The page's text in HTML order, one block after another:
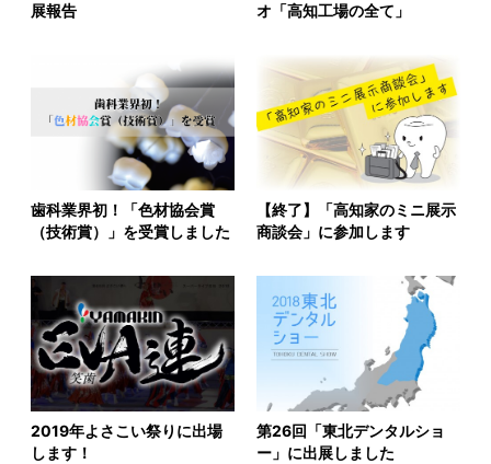
展報告
オ「高知工場の全て」
歯科業界初！「色材協会賞
（技術賞）」を受賞しました
【終了】「高知家のミニ展示
商談会」に参加します
2019年よさこい祭りに出場
します！
第26回「東北デンタルショ
ー」に出展しました